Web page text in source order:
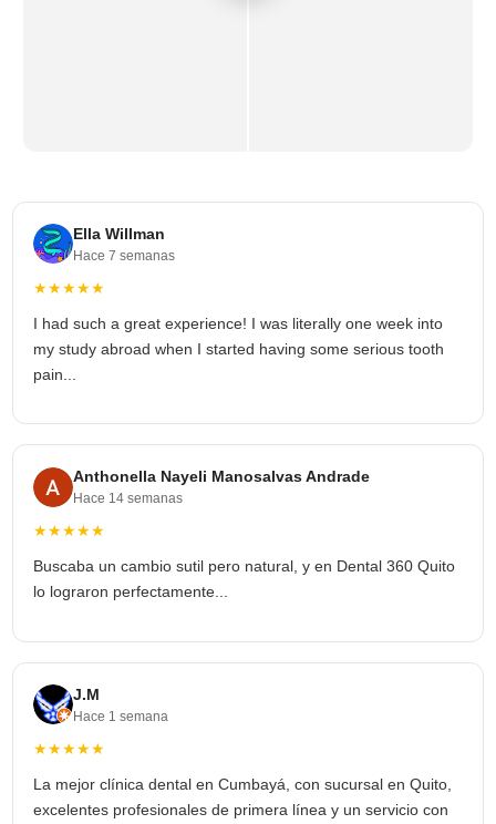
Ella Willman
Hace 7 semanas
★★★★★
I had such a great experience! I was literally one week into
my study abroad when I started having some serious tooth
pain...
Anthonella Nayeli Manosalvas Andrade
Hace 14 semanas
★★★★★
Buscaba un cambio sutil pero natural, y en Dental 360 Quito
lo lograron perfectamente...
J.M
Hace 1 semana
★★★★★
La mejor clínica dental en Cumbayá, con sucursal en Quito,
excelentes profesionales de primera línea y un servicio con